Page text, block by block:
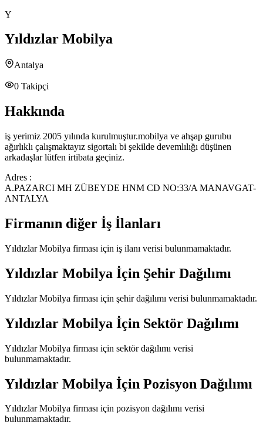
Y
Yıldızlar Mobilya
Antalya
0 Takipçi
Hakkında
iş yerimiz 2005 yılında kurulmuştur.mobilya ve ahşap gurubu
ağırlıklı çalışmaktayız sigortalı bi şekilde devemlılığı düşünen
arkadaşlar lütfen irtibata geçiniz.
Adres :
A.PAZARCI MH ZÜBEYDE HNM CD NO:33/A MANAVGAT-
ANTALYA
Firmanın diğer İş İlanları
Yıldızlar Mobilya firması için iş ilanı verisi bulunmamaktadır.
Yıldızlar Mobilya İçin Şehir Dağılımı
Yıldızlar Mobilya firması için şehir dağılımı verisi bulunmamaktadır.
Yıldızlar Mobilya İçin Sektör Dağılımı
Yıldızlar Mobilya firması için sektör dağılımı verisi
bulunmamaktadır.
Yıldızlar Mobilya İçin Pozisyon Dağılımı
Yıldızlar Mobilya firması için pozisyon dağılımı verisi
bulunmamaktadır.